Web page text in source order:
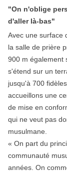
"On n'oblige
d'aller là-bas"
Avec une surface
la salle de prière
900 m également
s'étend sur un
jusqu'à 700
accueillons une
de mise en
qui ne veut pas
musulmane.
« On part du
communauté
années. On